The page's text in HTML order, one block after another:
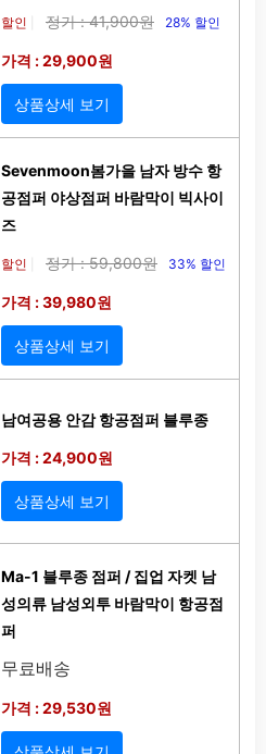
할인 정가 : 41,900원 28% 할인
가격 : 29,900원
상품상세 보기
Sevenmoon봄가을 남자 방수 항
공점퍼 야상점퍼 바람막이 빅사이
즈
할인 정가 : 59,800원 33% 할인
가격 : 39,980원
상품상세 보기
남여공용 안감 항공점퍼 블루종
가격 : 24,900원
상품상세 보기
Ma-1 블루종 점퍼 / 집업 자켓 남
성의류 남성외투 바람막이 항공점
퍼
무료배송
가격 : 29,530원